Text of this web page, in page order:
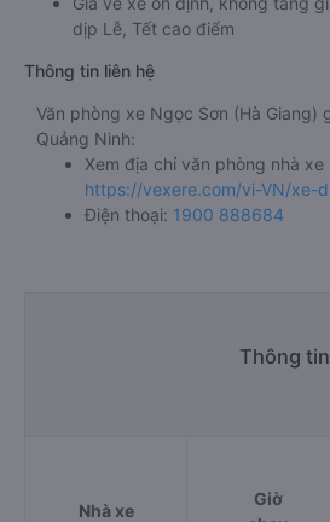
dịp Lễ, Tết cao điểm
Thông tin liên hệ
Văn phòng xe Ngọc Sơn (Hà Giang)
Quảng Ninh:
Xem địa chỉ văn phòng nhà xe
https://vexere.com/vi-VN/xe-
Điện thoại: 1900 888684
Thông
Nhà xe
Giờ